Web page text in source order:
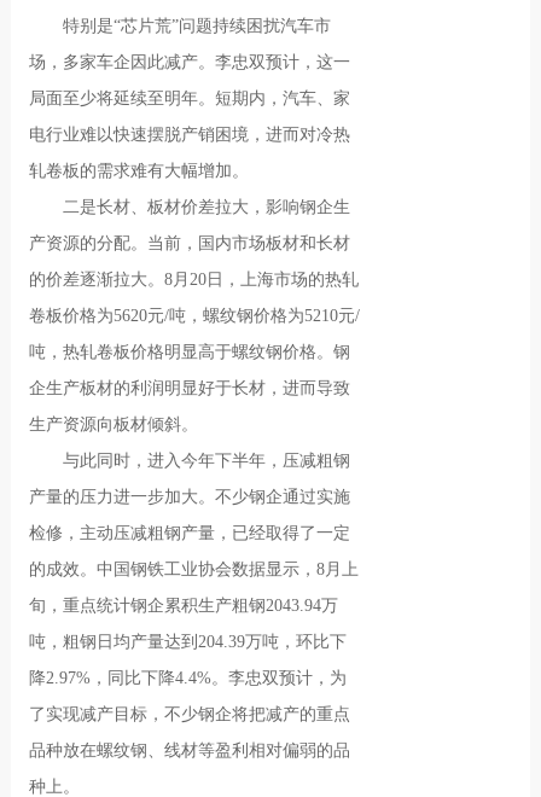
特别是“芯片荒”问题持续困扰汽车市
场，多家车企因此减产。李忠双预计，这一
局面至少将延续至明年。短期内，汽车、家
电行业难以快速摆脱产销困境，进而对冷热
轧卷板的需求难有大幅增加。
二是长材、板材价差拉大，影响钢企生
产资源的分配。当前，国内市场板材和长材
的价差逐渐拉大。8月20日，上海市场的热轧
卷板价格为5620元/吨，螺纹钢价格为5210元/
吨，热轧卷板价格明显高于螺纹钢价格。钢
企生产板材的利润明显好于长材，进而导致
生产资源向板材倾斜。
与此同时，进入今年下半年，压减粗钢
产量的压力进一步加大。不少钢企通过实施
检修，主动压减粗钢产量，已经取得了一定
的成效。中国钢铁工业协会数据显示，8月上
旬，重点统计钢企累积生产粗钢2043.94万
吨，粗钢日均产量达到204.39万吨，环比下
降2.97%，同比下降4.4%。李忠双预计，为
了实现减产目标，不少钢企将把减产的重点
品种放在螺纹钢、线材等盈利相对偏弱的品
种上。